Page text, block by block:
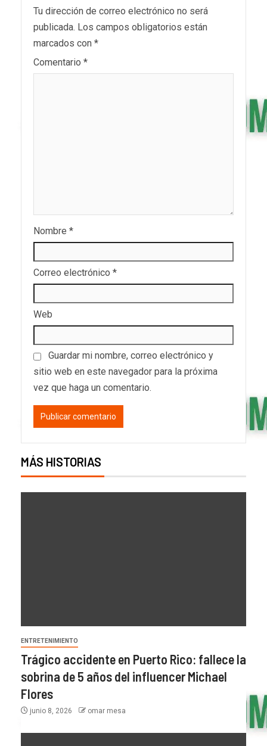
Tu dirección de correo electrónico no será
publicada. Los campos obligatorios están
marcados con *
Comentario *
Nombre *
Correo electrónico *
Web
Guardar mi nombre, correo electrónico y
sitio web en este navegador para la próxima
vez que haga un comentario.
MÁS HISTORIAS
ENTRETENIMIENTO
Trágico accidente en Puerto Rico: fallece la
sobrina de 5 años del influencer Michael
Flores
junio 8, 2026 omar mesa